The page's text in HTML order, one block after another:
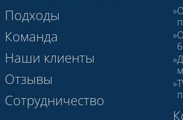
Подходы
Команда
Наши клиенты
Отзывы
Сотрудничество